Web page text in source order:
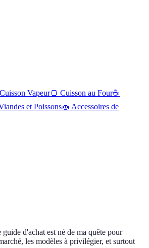
Vapeur🍞 Cuisson au Four☕
et Poissons🧽 Accessoires de
d'achat est né de ma quête pour
les modèles à privilégier, et surtout